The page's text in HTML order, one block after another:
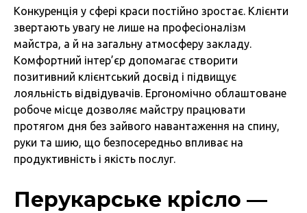
Конкуренція у сфері краси постійно зростає. Клієнти
звертають увагу не лише на професіоналізм
майстра, а й на загальну атмосферу закладу.
Комфортний інтер’єр допомагає створити
позитивний клієнтський досвід і підвищує
лояльність відвідувачів. Ергономічно облаштоване
робоче місце дозволяє майстру працювати
протягом дня без зайвого навантаження на спину,
руки та шию, що безпосередньо впливає на
продуктивність і якість послуг.
Перукарське крісло —